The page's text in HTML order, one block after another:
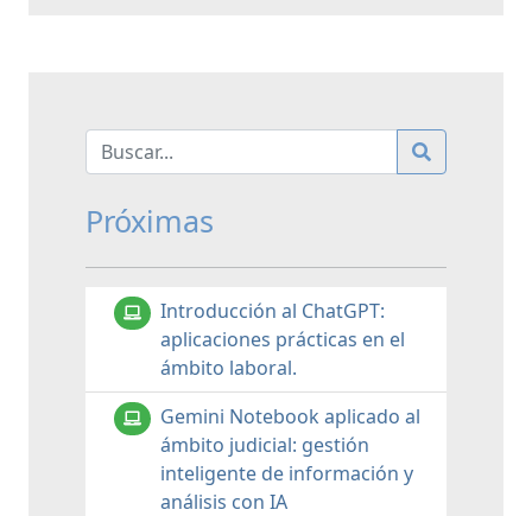
Próximas
Introducción al ChatGPT:
aplicaciones prácticas en el
ámbito laboral.
Gemini Notebook aplicado al
ámbito judicial: gestión
inteligente de información y
análisis con IA